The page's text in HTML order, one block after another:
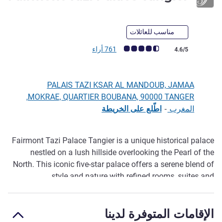
مناسب للعائلات
ملاحظة أراء العملاء (رأي ALL)
4.6/5 761 أراء
PALAIS TAZI KSAR AL MANDOUB, JAMAA
MOKRAE, QUARTIER BOUBANA, 90000 TANGER,
المغرب - اطّلع على الخريطة
الوصف
Fairmont Tazi Palace Tangier is a unique historical palace
nestled on a lush hillside overlooking the Pearl of the
North. This iconic five-star palace offers a serene blend of
style and nature with refined rooms, suites and
our main pool will be exceptionally closed from May 21 to
الإقامات المتوفرة لدينا